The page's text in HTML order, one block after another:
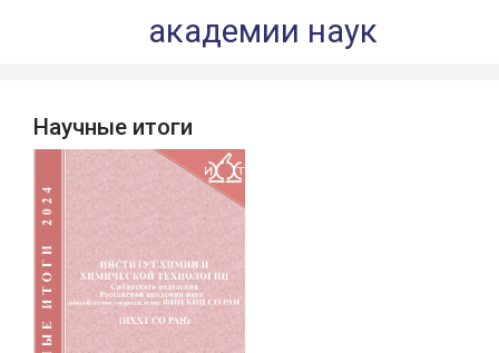
академии наук
Научные итоги